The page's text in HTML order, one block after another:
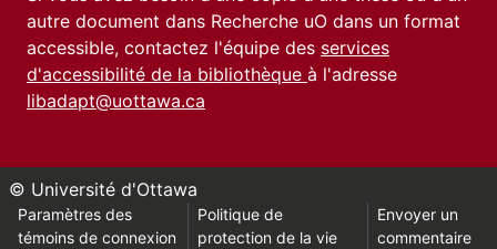
autre document dans Recherche uO dans un format
accessible, contactez l'équipe des services
d'accessibilité de la bibliothèque à l'adresse
libadapt@uottawa.ca
© Université d'Ottawa
Paramètres des
témoins de connexion
Politique de
protection de la vie
Envoyer un
commentaire